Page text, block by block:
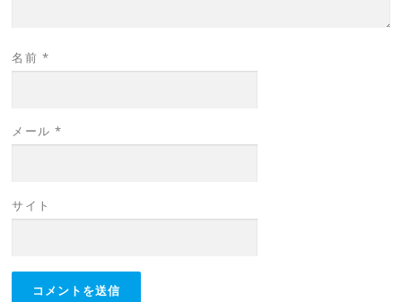
名前 *
メール*
サイト